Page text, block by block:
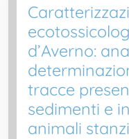
d’Averno:
tracce
sedimenti e
animali